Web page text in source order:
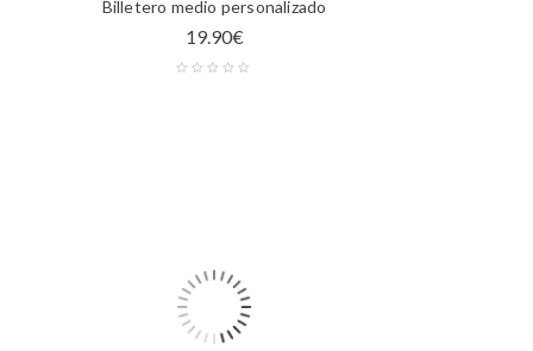
Billetero medio personalizado
19.90€